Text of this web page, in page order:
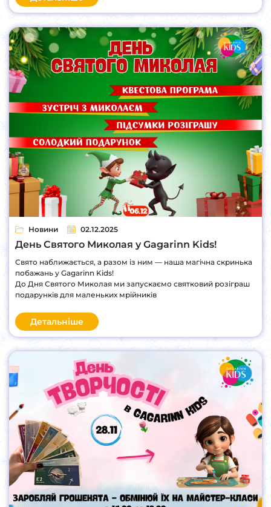
Новини 02.12.2025
День Святого Миколая у Gagarinn Kids!
Свято наближається, а разом із ним — наша магічна скринька
побажань у Gagarinn Kids!
До Дня Святого Миколая ми запускаємо святковий розіграш
подарунків для маленьких мрійників
Детальніше